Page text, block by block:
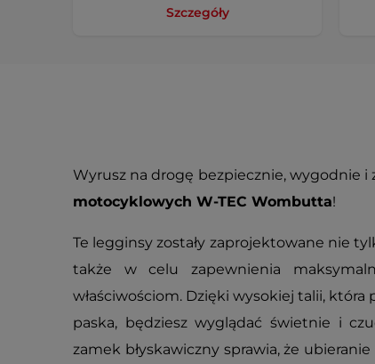
Szczegóły
Wyrusz na drogę bezpiecznie, wygodnie i
motocyklowych W-TEC Wombutta!
Te legginsy zostały zaprojektowane nie
także w celu zapewnienia
właściwościom. Dzięki wysokiej talii,
paska, będziesz wyglądać świetnie i
zamek błyskawiczny sprawia, że